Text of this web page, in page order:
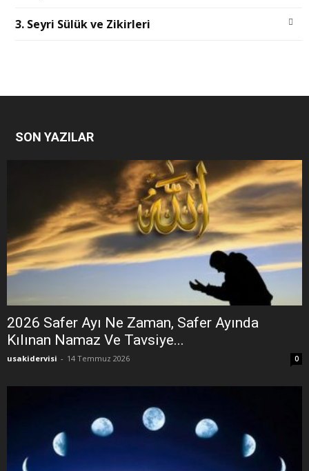
3. Seyri Sülük ve Zikirleri
SON YAZILAR
2026 Safer Ayı Ne Zaman, Safer Ayında
Kılınan Namaz Ve Tavsiye...
usakidervisi - 14 Temmuz 2026 0